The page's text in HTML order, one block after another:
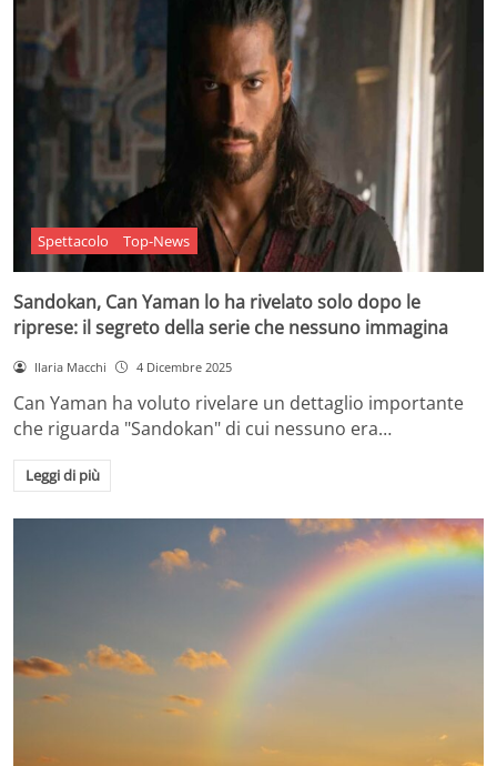
Spettacolo Top-News
Sandokan, Can Yaman lo ha rivelato solo dopo le
riprese: il segreto della serie che nessuno immagina
Ilaria Macchi 4 Dicembre 2025
Can Yaman ha voluto rivelare un dettaglio importante
che riguarda "Sandokan" di cui nessuno era…
Leggi di più